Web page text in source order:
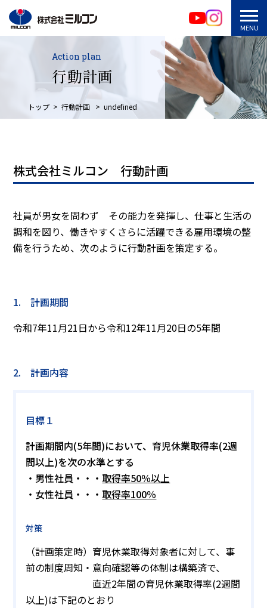
Action plan
行動計画
トップ 行動計画 undefined
株式会社ミルコン 行動計画
社員が男女を問わず その能力を発揮し、仕事と生活の
調和を図り、働きやすくさらに活躍できる雇用環境の整
備を行うため、次のように行動計画を策定する。
1. 計画期間
令和7年11月21日から令和12年11月20日の5年間
2. 計画内容
目標１
計画期間内(5年間)において、育児休業取得率(2週
間以上)を次の水準とする
・男性社員・・・取得率50％以上
・女性社員・・・取得率100％
対策
（計画策定時）育児休業取得対象者に対して、事
前の制度周知・意向確認等の体制は構築済で、
直近2年間の育児休業取得率(2週間
以上)は下記のとおり